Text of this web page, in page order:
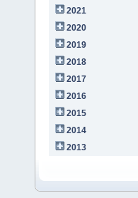
2021
2020
2019
2018
2017
2016
2015
2014
2013